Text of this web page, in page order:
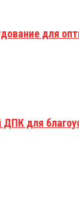
для
ДПК для